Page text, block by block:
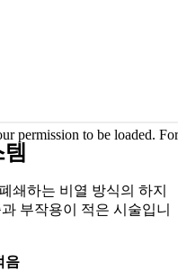
permission to be loaded.
쇄하는 비열 방식의 하지
부작용이 적은 시술입니
음